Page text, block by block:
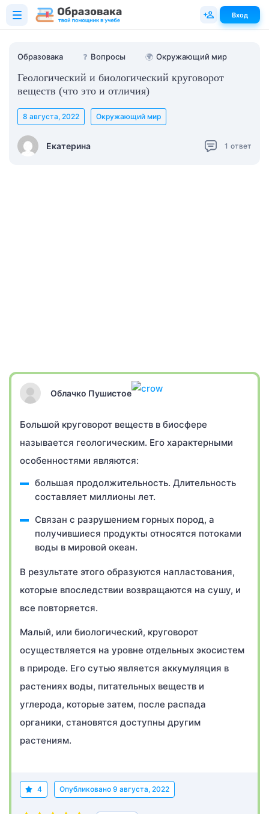
Образовака ❓ Вопросы 🌍 Окружающий мир
Геологический и биологический круговорот
веществ (что это и отличия)
Екатерина
8 августа, 2022 Окружающий мир
1 ответ
Облачко Пушистое
Большой круговорот веществ в биосфере
называется геологическим. Его характерными
особенностями являются:
большая продолжительность. Длительность
составляет миллионы лет.
Связан с разрушением горных пород, а
получившиеся продукты относятся потоками
воды в мировой океан.
В результате этого образуются напластования,
которые впоследствии возвращаются на сушу, и
все повторяется.
Малый, или биологический, круговорот
осуществляется на уровне отдельных экосистем
в природе. Его сутью является аккумуляция в
растениях воды, питательных веществ и
углерода, которые затем, после распада
органики, становятся доступны другим
растениям.
4 Опубликовано 9 августа, 2022
Вход